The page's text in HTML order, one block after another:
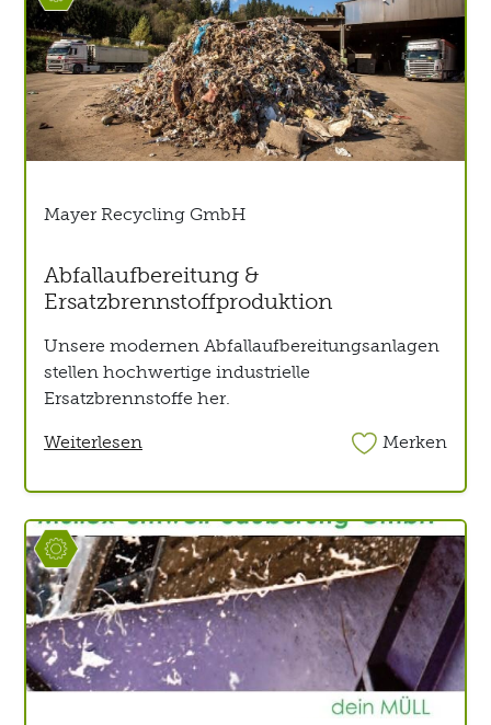
Mayer Recycling GmbH
Abfallaufbereitung &
Ersatzbrennstoffproduktion
Unsere modernen Abfallaufbereitungsanlagen
stellen hochwertige industrielle
Ersatzbrennstoffe her.
Weiterlesen
Merken